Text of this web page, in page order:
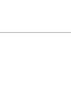
rapide.